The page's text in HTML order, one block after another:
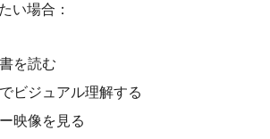
い場合：
を読む
ビジュアル理解する
映像を見る